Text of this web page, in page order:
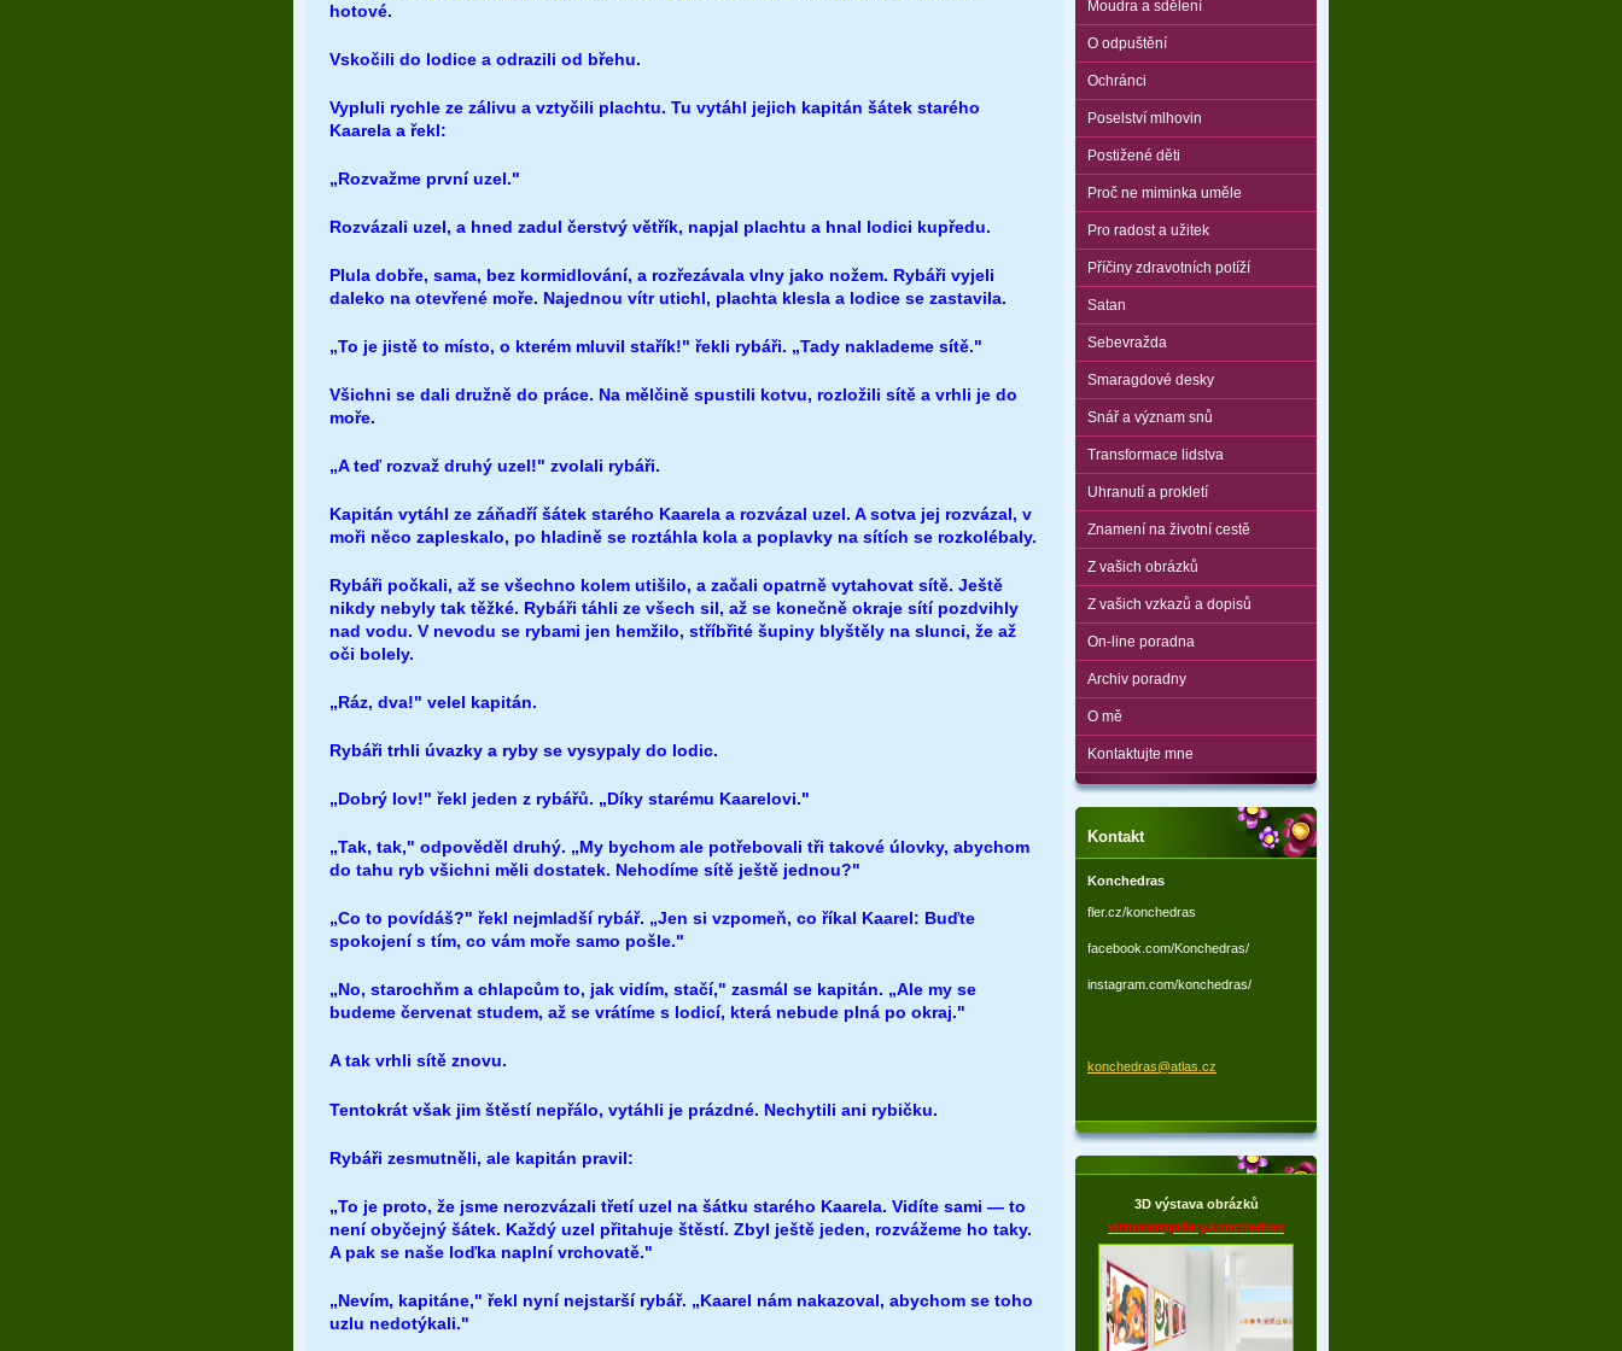
hotové.
Vskočili do lodice a odrazili od břehu.
Vypluli rychle ze zálivu a vztyčili plachtu. Tu vytáhl jejich kapitán šátek starého
Kaarela a řekl:
„Rozvažme první uzel."
Rozvázali uzel, a hned zadul čerstvý větřík, napjal plachtu a hnal lodici kupředu.
Plula dobře, sama, bez kormidlování, a rozřezávala vlny jako nožem. Rybáři vyjeli
daleko na otevřené moře. Najednou vítr utichl, plachta klesla a lodice se zastavila.
„To je jistě to místo, o kterém mluvil stařík!" řekli rybáři. „Tady naklademe sítě."
Všichni se dali družně do práce. Na mělčině spustili kotvu, rozložili sítě a vrhli je do
moře.
„A teď rozvaž druhý uzel!" zvolali rybáři.
Kapitán vytáhl ze záňadří šátek starého Kaarela a rozvázal uzel. A sotva jej rozvázal, v
moři něco zapleskalo, po hladině se roztáhla kola a poplavky na sítích se rozkolébaly.
Rybáři počkali, až se všechno kolem utišilo, a začali opatrně vytahovat sítě. Ještě
nikdy nebyly tak těžké. Rybáři táhli ze všech sil, až se konečně okraje sítí pozdvihly
nad vodu. V nevodu se rybami jen hemžilo, stříbřité šupiny blyštěly na slunci, že až
oči bolely.
„Ráz, dva!" velel kapitán.
Rybáři trhli úvazky a ryby se vysypaly do lodic.
„Dobrý lov!" řekl jeden z rybářů. „Díky starému Kaarelovi."
„Tak, tak," odpověděl druhý. „My bychom ale potřebovali tři takové úlovky, abychom
do tahu ryb všichni měli dostatek. Nehodíme sítě ještě jednou?"
„Co to povídáš?" řekl nejmladší rybář. „Jen si vzpomeň, co říkal Kaarel: Buďte
spokojení s tím, co vám moře samo pošle."
„No, starochňm a chlapcům to, jak vidím, stačí," zasmál se kapitán. „Ale my se
budeme červenat studem, až se vrátíme s lodicí, která nebude plná po okraj."
A tak vrhli sítě znovu.
Tentokrát však jim štěstí nepřálo, vytáhli je prázdné. Nechytili ani rybičku.
Rybáři zesmutněli, ale kapitán pravil:
„To je proto, že jsme nerozvázali třetí uzel na šátku starého Kaarela. Vidíte sami — to
není obyčejný šátek. Každý uzel přitahuje štěstí. Zbyl ještě jeden, rozvážeme ho taky.
A pak se naše loďka naplní vrchovatě."
„Nevím, kapitáne," řekl nyní nejstarší rybář. „Kaarel nám nakazoval, abychom se toho
uzlu nedotýkali."
Moudra a sdělení
O odpuštění
Ochránci
Poselství mlhovin
Postižené děti
Proč ne miminka uměle
Pro radost a užitek
Příčiny zdravotních potíží
Satan
Sebevražda
Smaragdové desky
Snář a význam snů
Transformace lidstva
Uhranutí a prokletí
Znamení na životní cestě
Z vašich obrázků
Z vašich vzkazů a dopisů
On-line poradna
Archiv poradny
O mě
Kontaktujte mne
Kontakt
Konchedras
fler.cz/konchedras
facebook.com/Konchedras/
instagram.com/konchedras/
konchedras@atlas .cz
3D výstava obrázků
virtualartgallery.konchedras